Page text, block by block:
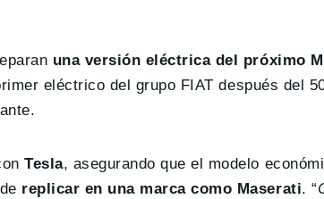
una versión eléctrica del próximo
eléctrico del grupo FIAT después del
Tesla, asegurando que el modelo
replicar en una marca como Maserati. “